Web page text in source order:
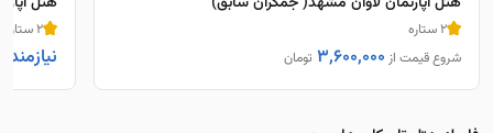
2 ستاره
شروع قیمت از 3,600,000 تومان
2 ستاره